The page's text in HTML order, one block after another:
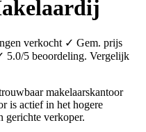
verkocht ✓ Gem. prijs
5 beoordeling. Vergelijk
makelaarskantoor
is actief in het hogere
gerichte verkoper.